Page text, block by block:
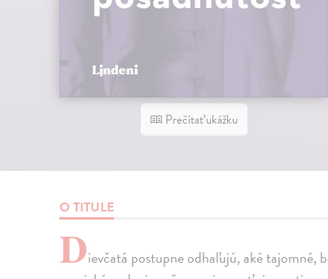
Prečítať ukážku
O TITULE
Dievčatá postupne odhaľujú, aké tajomné,